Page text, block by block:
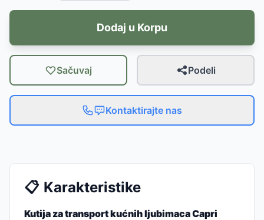
Dodaj u Korpu
Sačuvaj Podeli
Kontaktirajte nas
📋 Karakteristike
Kutija za transport kućnih ljubimaca Capri